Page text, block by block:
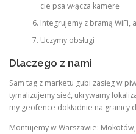
cie psa włącza kamerę
Integrujemy z bramą
Uczymy obsługi
Dlaczego z nami
Sam tag z marketu gubi zasięg w
tymalizujemy sieć, ukrywamy
my geofence dokładnie na granicy
Montujemy w Warszawie: